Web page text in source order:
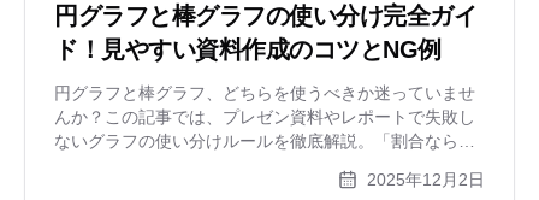
円グラフと棒グラフの使い分け完全ガイ
ド！見やすい資料作成のコツとNG例
円グラフと棒グラフ、どちらを使うべきか迷っていませ
んか？この記事では、プレゼン資料やレポートで失敗し
ないグラフの使い分けルールを徹底解説。「割合なら
変えるコツや、無料作成ツールxGrapherでの作成例も紹
2025年12月2日